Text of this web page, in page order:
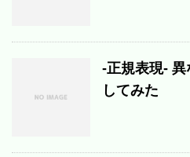
-正規表現-
してみた